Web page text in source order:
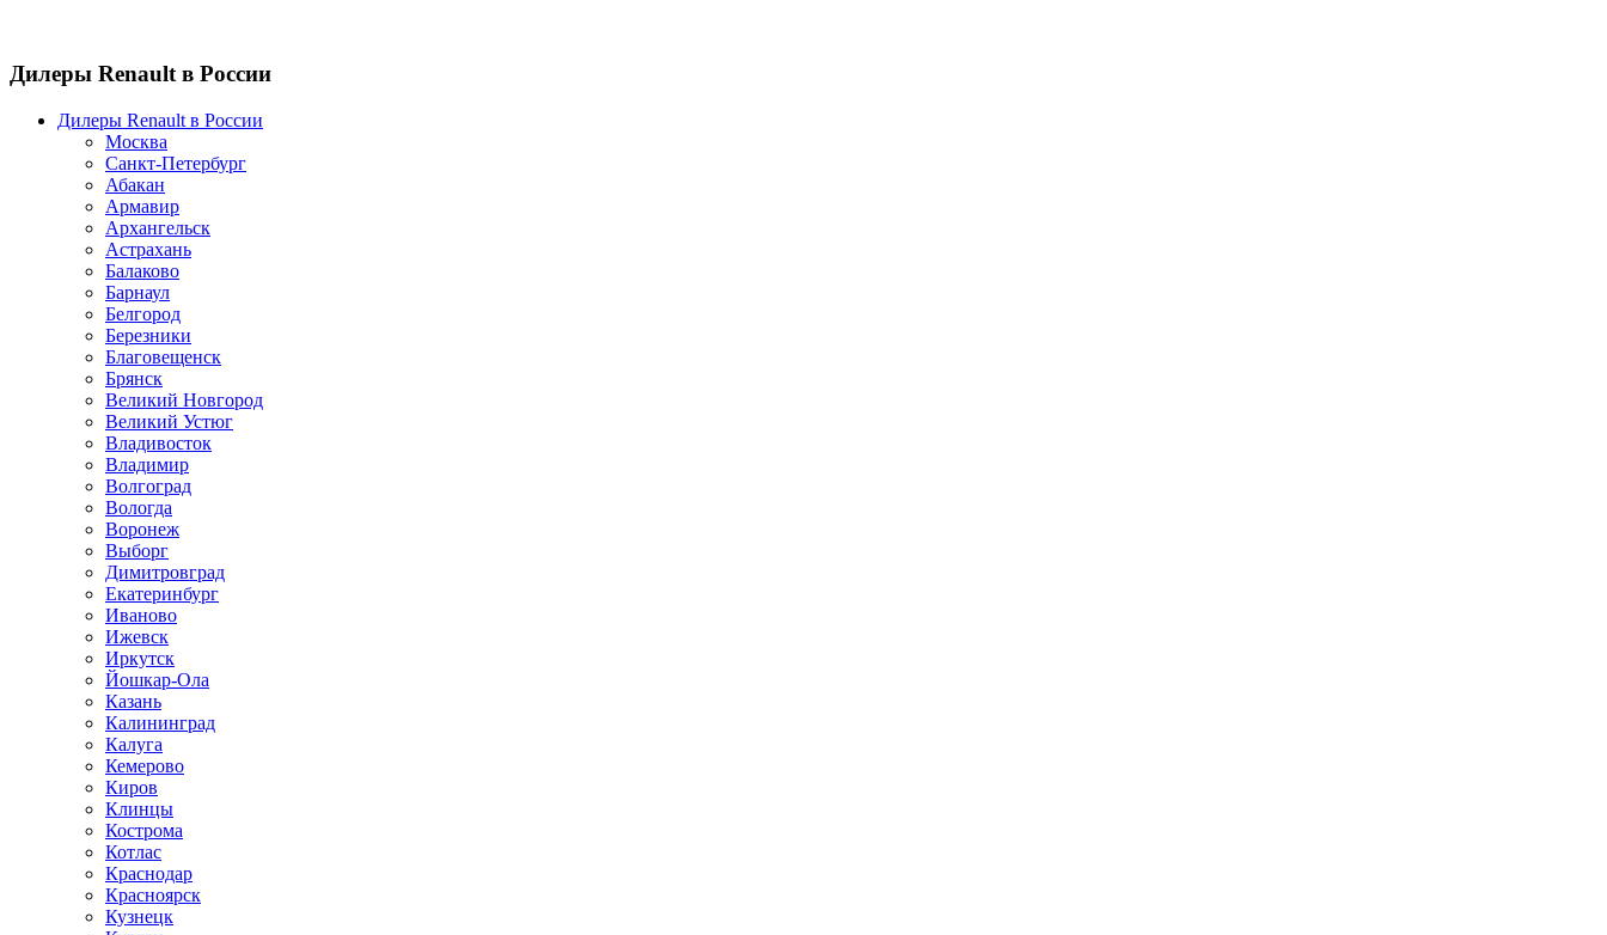
Дилеры Renault в России
Дилеры Renault в России
Москва
Санкт-Петербург
Абакан
Армавир
Архангельск
Астрахань
Балаково
Барнаул
Белгород
Березники
Благовещенск
Брянск
Великий Новгород
Великий Устюг
Владивосток
Владимир
Волгоград
Вологда
Воронеж
Выборг
Димитровград
Екатеринбург
Иваново
Ижевск
Иркутск
Йошкар-Ола
Казань
Калининград
Калуга
Кемерово
Киров
Клинцы
Кострома
Котлас
Краснодар
Красноярск
Кузнецк